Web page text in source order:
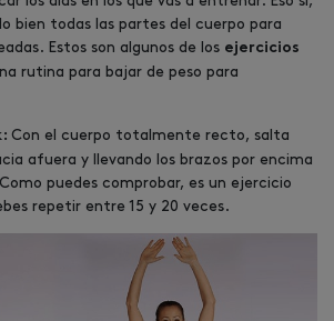
bien todas las partes del cuerpo para
Estos son algunos de los ejercicios
rutina para bajar de peso para
Con el cuerpo totalmente recto, salta
afuera y llevando los brazos por encima
puedes comprobar, es un ejercicio
repetir entre 15 y 20 veces.